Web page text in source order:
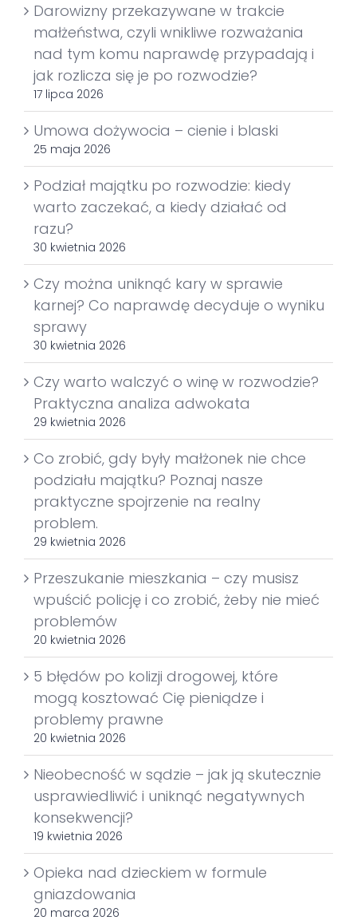
Darowizny przekazywane w trakcie
małżeństwa, czyli wnikliwe rozważania
nad tym komu naprawdę przypadają i
jak rozlicza się je po rozwodzie?
17 lipca 2026
Umowa dożywocia – cienie i blaski
25 maja 2026
Podział majątku po rozwodzie: kiedy
warto zaczekać, a kiedy działać od
razu?
30 kwietnia 2026
Czy można uniknąć kary w sprawie
karnej? Co naprawdę decyduje o wyniku
sprawy
30 kwietnia 2026
Czy warto walczyć o winę w rozwodzie?
Praktyczna analiza adwokata
29 kwietnia 2026
Co zrobić, gdy były małżonek nie chce
podziału majątku? Poznaj nasze
praktyczne spojrzenie na realny
problem.
29 kwietnia 2026
Przeszukanie mieszkania – czy musisz
wpuścić policję i co zrobić, żeby nie mieć
problemów
20 kwietnia 2026
5 błędów po kolizji drogowej, które
mogą kosztować Cię pieniądze i
problemy prawne
20 kwietnia 2026
Nieobecność w sądzie – jak ją skutecznie
usprawiedliwić i uniknąć negatywnych
konsekwencji?
19 kwietnia 2026
Opieka nad dzieckiem w formule
gniazdowania
20 marca 2026